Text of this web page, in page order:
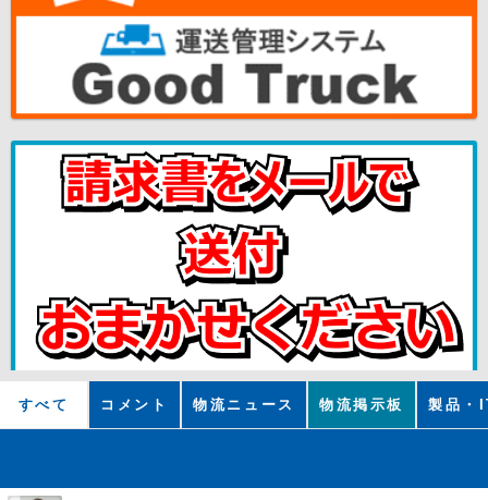
すべて コメント 物流ニュース 物流掲示板 製品・